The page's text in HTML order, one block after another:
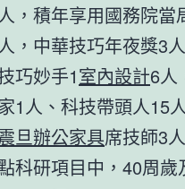
，積年享用國務院當
，中華技巧年夜獎3
巧妙手1室內設計6人
1人、科技帶頭人15
旦辦公家具席技師3
科研項目中，40周歲